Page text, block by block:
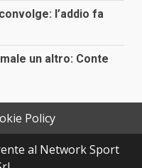
l’addio fa
un altro: Conte
Policy
al Network Sport